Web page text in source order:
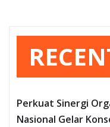
Perkuat Sinergi
Nasional Gelar